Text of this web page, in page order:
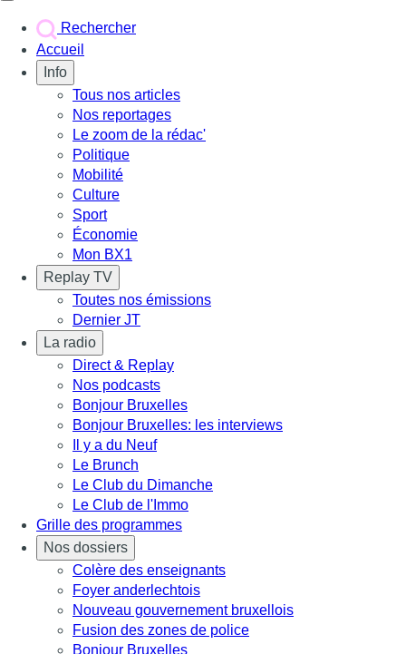
Rechercher
Accueil
Info
Tous nos articles
Nos reportages
Le zoom de la rédac'
Politique
Mobilité
Culture
Sport
Économie
Mon BX1
Replay TV
Toutes nos émissions
Dernier JT
La radio
Direct & Replay
Nos podcasts
Bonjour Bruxelles
Bonjour Bruxelles: les interviews
Il y a du Neuf
Le Brunch
Le Club du Dimanche
Le Club de l'Immo
Grille des programmes
Nos dossiers
Colère des enseignants
Foyer anderlechtois
Nouveau gouvernement bruxellois
Fusion des zones de police
Bonjour Bruxelles